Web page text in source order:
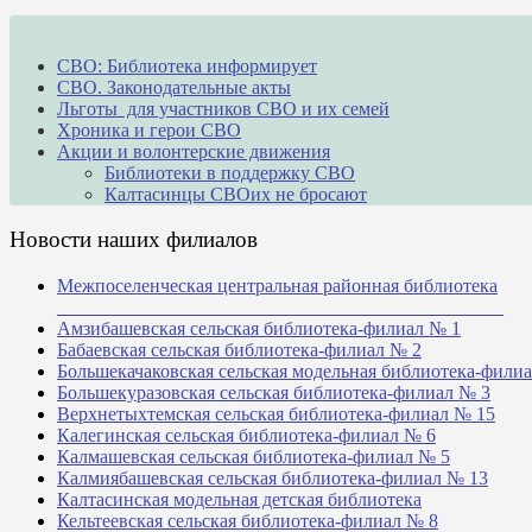
СВО: Библиотека информирует
СВО. Законодательные акты
Льготы для участников СВО и их семей
Хроника и герои СВО
Акции и волонтерские движения
Библиотеки в поддержку СВО
Калтасинцы СВОих не бросают
Новости наших филиалов
Межпоселенческая центральная районная библиотека
Амзибашевская сельская библиотека-филиал № 1
Бабаевская сельская библиотека-филиал № 2
Большекачаковская сельская модельная библиотека-
Большекуразовская сельская библиотека-филиал № 3
Верхнетыхтемская сельская библиотека-филиал № 15
Калегинская сельская библиотека-филиал № 6
Калмашевская сельская библиотека-филиал № 5
Калмиябашевская сельская библиотека-филиал № 13
Калтасинская модельная детская библиотека
Кельтеевская сельская библиотека-филиал № 8